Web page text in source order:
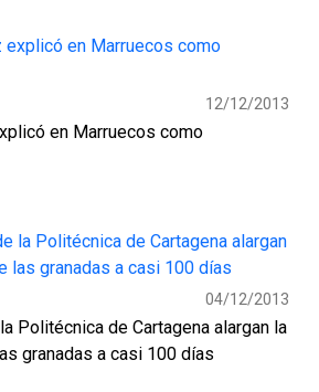
12/12/2013
en Marruecos como
04/12/2013
Politécnica de Cartagena alargan la
granadas a casi 100 días